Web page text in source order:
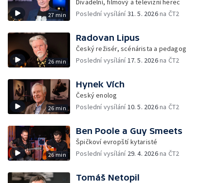
27 min
Divadelní, filmový a televizní herec
Poslední vysílání31. 5. 2026na ČT2
26 min
Radovan Lipus
Český režisér, scénárista a pedagog
Poslední vysílání17. 5. 2026na ČT2
26 min
Hynek Vích
Český enolog
Poslední vysílání10. 5. 2026na ČT2
26 min
Ben Poole a Guy Smeets
Špičkoví evropští kytaristé
Poslední vysílání 29. 4. 2026na ČT2
Tomáš Netopil